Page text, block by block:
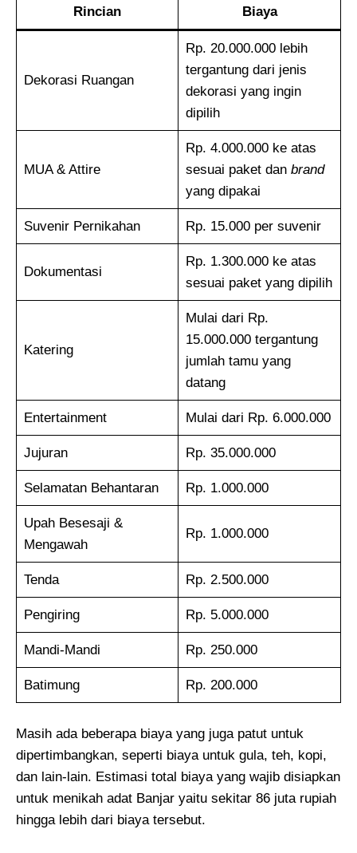
Rincian Biaya
Dekorasi Ruangan
Rp. 20.000.000 lebih
tergantung dari jenis
dekorasi yang ingin
dipilih
MUA & Attire
Rp. 4.000.000 ke atas
sesuai paket dan brand
yang dipakai
Suvenir Pernikahan Rp. 15.000 per suvenir
Dokumentasi
Rp. 1.300.000 ke atas
sesuai paket yang dipilih
Katering
Mulai dari Rp.
15.000.000 tergantung
jumlah tamu yang
datang
Entertainment Mulai dari Rp. 6.000.000
Jujuran Rp. 35.000.000
Selamatan Behantaran Rp. 1.000.000
Upah Besesaji &
Mengawah
Rp. 1.000.000
Tenda Rp. 2.500.000
Pengiring Rp. 5.000.000
Mandi-Mandi Rp. 250.000
Batimung Rp. 200.000
Masih ada beberapa biaya yang juga patut untuk
dipertimbangkan, seperti biaya untuk gula, teh, kopi,
dan lain-lain. Estimasi total biaya yang wajib disiapkan
untuk menikah adat Banjar yaitu sekitar 86 juta rupiah
hingga lebih dari biaya tersebut.